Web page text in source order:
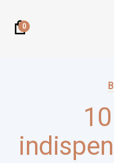
links
0